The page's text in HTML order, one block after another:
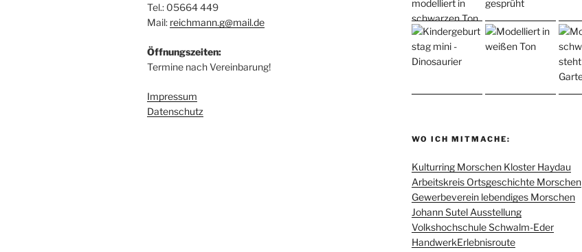
Tel.: 05664 449
Mail: reichmann.g@mail.de
Öffnungszeiten:
Termine nach Vereinbarung!
Impressum
Datenschutz
WO ICH MITMACHE:
Kulturring Morschen Kloster Haydau
Arbeitskreis Ortsgeschichte Morschen
Gewerbeverein lebendiges Morschen
Johann Sutel Ausstellung
Volkshochschule Schwalm-Eder
HandwerkErlebnisroute